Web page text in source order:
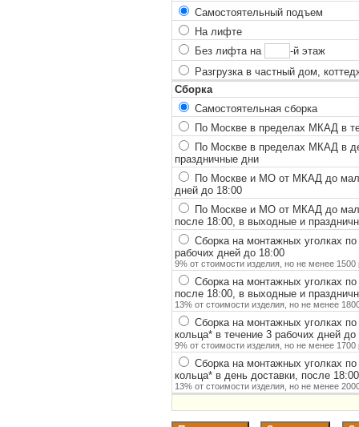
Самостоятельный подъем
На лифте
Без лифта на
-й этаж
Разгрузка в частный дом,
Сборка
Самостоятельная сборка
По Москве в пределах МКАД в
По Москве в пределах МКАД в
праздничные дни
По Москве и МО от МКАД до
дней до 18:00
По Москве и МО от МКАД до
после 18:00, в выходные и
Сборка на монтажных уголках
рабочих дней до 18:00
9% от стоимости изделия, но не менее 1500
Сборка на монтажных уголках
после 18:00, в выходные и
13% от стоимости изделия, но не менее
Сборка на монтажных уголках
кольца*в течение 3 рабочих дней до
9% от стоимости изделия, но не менее 1700
Сборка на монтажных уголках
кольца*в день доставки, после
13% от стоимости изделия, но не менее